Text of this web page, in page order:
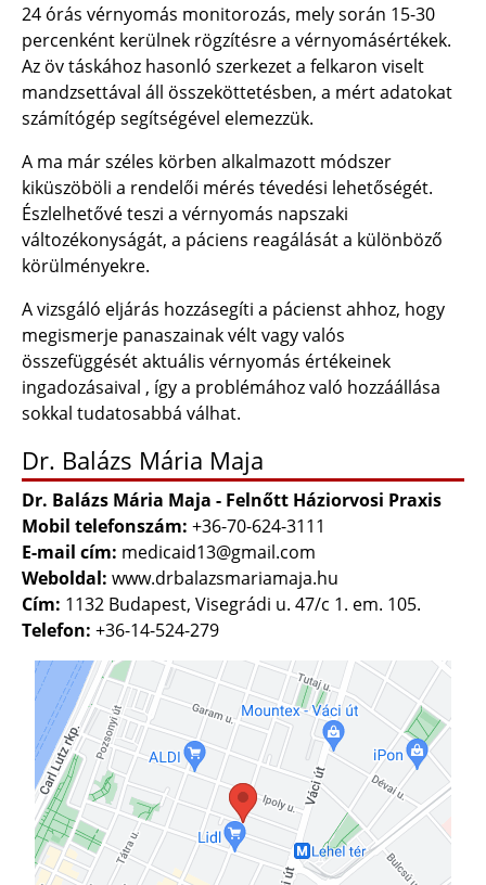
24 órás vérnyomás monitorozás, mely során 15-30
percenként kerülnek rögzítésre a vérnyomásértékek.
Az öv táskához hasonló szerkezet a felkaron viselt
mandzsettával áll összeköttetésben, a mért adatokat
számítógép segítségével elemezzük.
A ma már széles körben alkalmazott módszer
kiküszöböli a rendelői mérés tévedési lehetőségét.
Észlelhetővé teszi a vérnyomás napszaki
változékonyságát, a páciens reagálását a különböző
körülményekre.
A vizsgáló eljárás hozzásegíti a pácienst ahhoz, hogy
megismerje panaszainak vélt vagy valós
összefüggését aktuális vérnyomás értékeinek
ingadozásaival , így a problémához való hozzáállása
sokkal tudatosabbá válhat.
Dr. Balázs Mária Maja
Dr. Balázs Mária Maja - Felnőtt Háziorvosi Praxis
Mobil telefonszám: +36-70-624-3111
E-mail cím: medicaid13@gmail.com
Weboldal: www.drbalazsmariamaja.hu
Cím: 1132 Budapest, Visegrádi u. 47/c 1. em. 105.
Telefon: +36-14-524-279